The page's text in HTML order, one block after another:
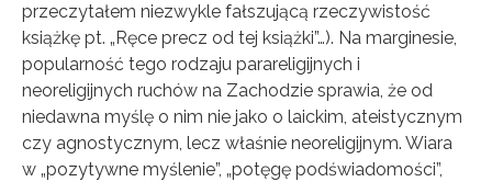
przeczytałem niezwykle fałszującą rzeczywistość
książkę pt. „Ręce precz od tej książki”…). Na marginesie,
popularność tego rodzaju parareligijnych i
neoreligijnych ruchów na Zachodzie sprawia, że od
niedawna myślę o nim nie jako o laickim, ateistycznym
czy agnostycznym, lecz właśnie neoreligijnym. Wiara
w „pozytywne myślenie”, „potęgę podświadomości”,